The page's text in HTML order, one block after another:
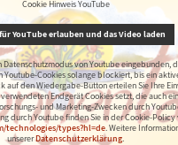
Cookie Hinweis YouTube
YouTube erlauben und das Video laden
Datenschutzmodus von Youtube eingebunden,
Youtube-Cookies solange blockiert, bis ein
auf den Wiedergabe-Button erteilen Sie Ihre
Endgerät Cookies setzt, die auch
und Marketing-Zwecken durch
durch Youtube finden Sie in der Cookie-Policy
technologies/types?hl=de. Weitere
unsererDatenschutzerklärung.